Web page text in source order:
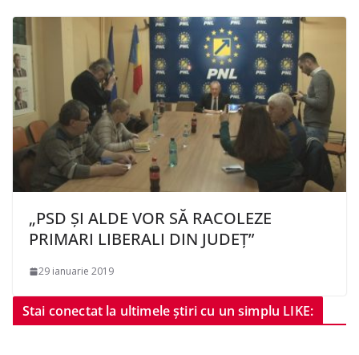
„PSD ȘI ALDE VOR SĂ RACOLEZE
PRIMARI LIBERALI DIN JUDEȚ”
29 ianuarie 2019
Stai conectat la ultimele știri cu un simplu LIKE: